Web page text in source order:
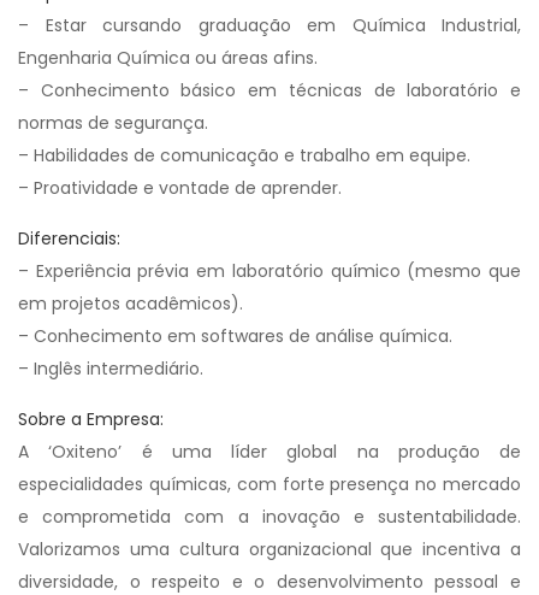
– Estar cursando graduação em Química Industrial,
Engenharia Química ou áreas afins.
– Conhecimento básico em técnicas de laboratório e
normas de segurança.
– Habilidades de comunicação e trabalho em equipe.
– Proatividade e vontade de aprender.
Diferenciais:
– Experiência prévia em laboratório químico (mesmo que
em projetos acadêmicos).
– Conhecimento em softwares de análise química.
– Inglês intermediário.
Sobre a Empresa:
A ‘Oxiteno’ é uma líder global na produção de
especialidades químicas, com forte presença no mercado
e comprometida com a inovação e sustentabilidade.
Valorizamos uma cultura organizacional que incentiva a
diversidade, o respeito e o desenvolvimento pessoal e